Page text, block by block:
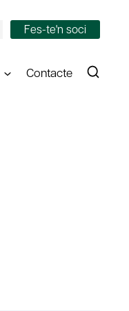
Fes-te'n soci
Contacte